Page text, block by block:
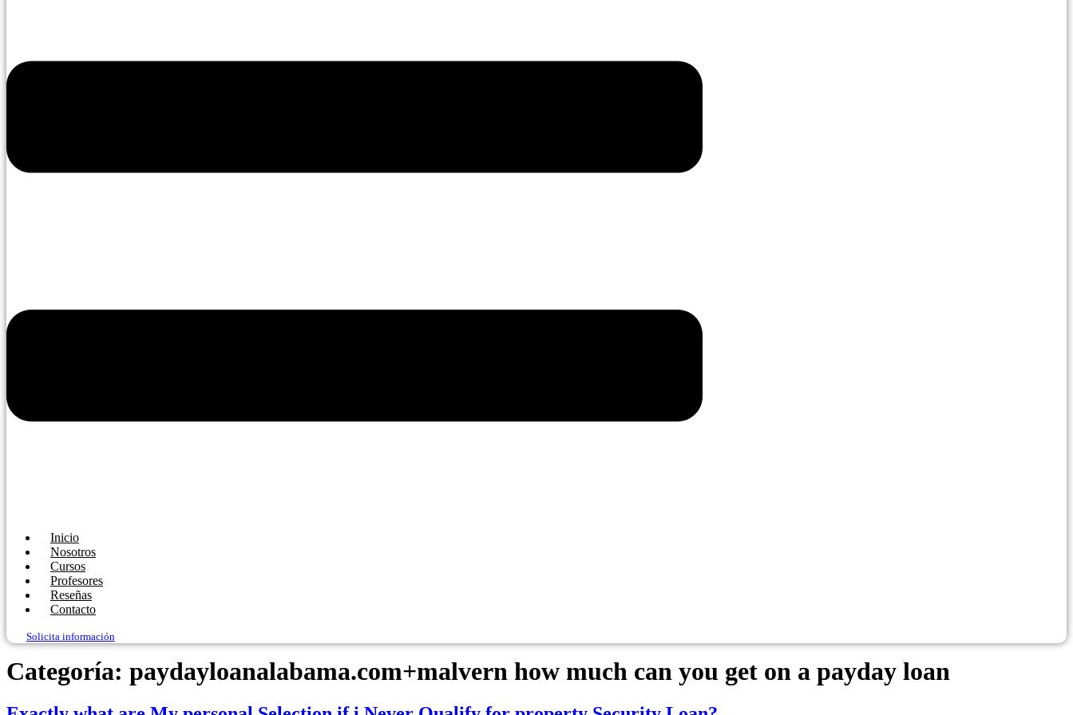
Inicio
Nosotros
Cursos
Profesores
Reseñas
Contacto
Solicita información
Categoría: paydayloanalabama.com+malvern how much can you get on a payday loan